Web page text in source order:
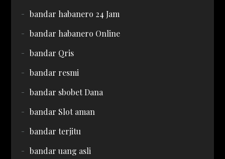
bandar habanero 24 Jam
bandar habanero Online
bandar Qris
bandar resmi
bandar sbobet Dana
bandar Slot aman
bandar terjitu
bandar uang asli